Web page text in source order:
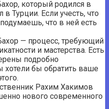
который родился в
Турции. Если учесть, что
что в ней есть
— процесс, требующий
и мастерства. Есть
подробно
хотели бы обратить ваше
Рахим Хакимов
нового современного